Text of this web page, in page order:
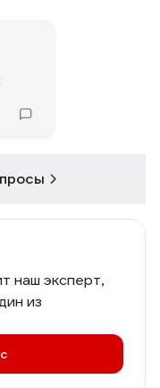
наш эксперт,
из